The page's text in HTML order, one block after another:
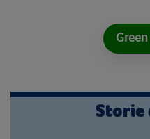
Storie